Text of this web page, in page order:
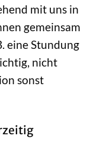
mit uns in
gemeinsam
eine Stundung
nicht
sonst